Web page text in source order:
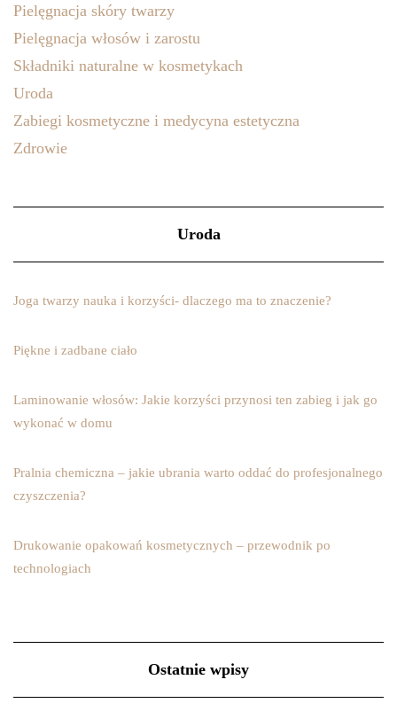
Pielęgnacja skóry twarzy
Pielęgnacja włosów i zarostu
Składniki naturalne w kosmetykach
Uroda
Zabiegi kosmetyczne i medycyna estetyczna
Zdrowie
Uroda
Joga twarzy nauka i korzyści- dlaczego ma to znaczenie?
Piękne i zadbane ciało
Laminowanie włosów: Jakie korzyści przynosi ten zabieg i jak go
wykonać w domu
Pralnia chemiczna – jakie ubrania warto oddać do profesjonalnego
czyszczenia?
Drukowanie opakowań kosmetycznych – przewodnik po
technologiach
Ostatnie wpisy